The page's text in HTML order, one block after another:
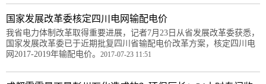
国家发展改革委核定四川电网输配电价
我省电力体制改革取得重要进展，记者7月23日从省发展改革委获悉，
国家发展改革委已于近期批复四川省输配电价改革方案，核定四川电
网2017-2019年输配电价。 2017-07-23 11:51